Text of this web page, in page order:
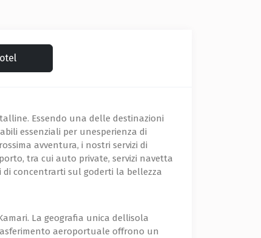
Essendo una delle destinazioni
essenziali per unesperienza di
avventura, i nostri servizi di
tra cui auto private, servizi navetta
di concentrarti sul goderti la bellezza
La geografia unica dellisola
aeroportuale offrono un